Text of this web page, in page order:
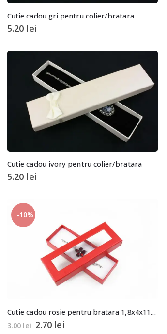
Cutie cadou gri pentru colier/bratara
5.20 lei
Cutie cadou ivory pentru colier/bratara
5.20 lei
-10%
Cutie cadou rosie pentru bratara 1,8x4x11,5cm
3.00lei 2.70 lei